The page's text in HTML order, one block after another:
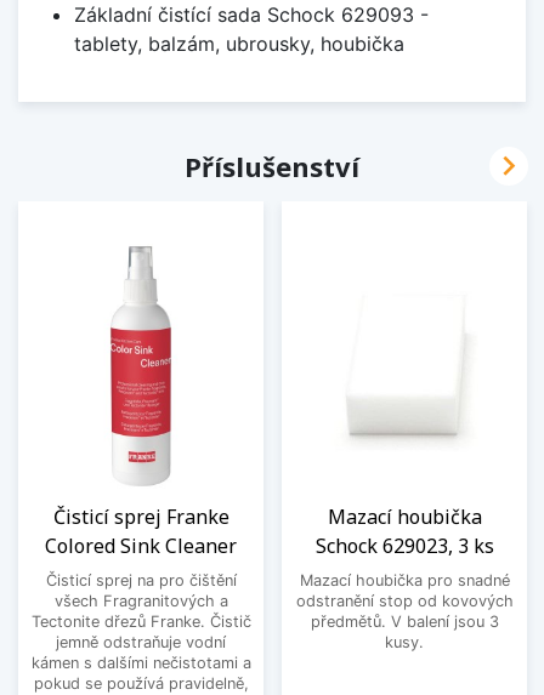
Základní čistící sada Schock 629093 -
tablety, balzám, ubrousky, houbička
Příslušenství
Čisticí sprej Franke
Colored Sink Cleaner
Čisticí sprej na pro čištění
všech Fragranitových a
Tectonite dřezů Franke. Čistič
jemně odstraňuje vodní
kámen s dalšími nečistotami a
pokud se používá pravidelně,
Mazací houbička
Schock 629023, 3 ks
Mazací houbička pro snadné
odstranění stop od kovových
předmětů. V balení jsou 3
kusy.
